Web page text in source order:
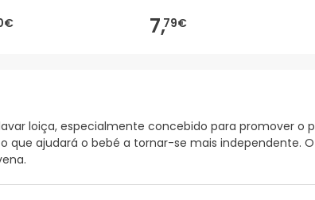
7,79€
loiça, especialmente concebido para promover o
que ajudará o bebé a tornar-se mais independente.